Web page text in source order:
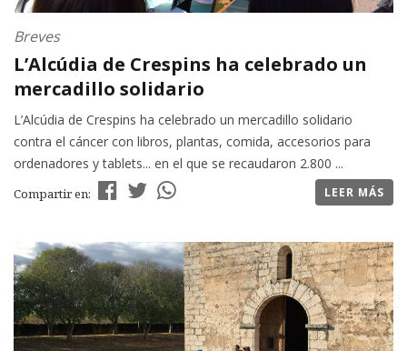
Breves
L’Alcúdia de Crespins ha celebrado un
mercadillo solidario
L’Alcúdia de Crespins ha celebrado un mercadillo solidario
contra el cáncer con libros, plantas, comida, accesorios para
ordenadores y tablets... en el que se recaudaron 2.800 ...
Compartir en: LEER MÁS